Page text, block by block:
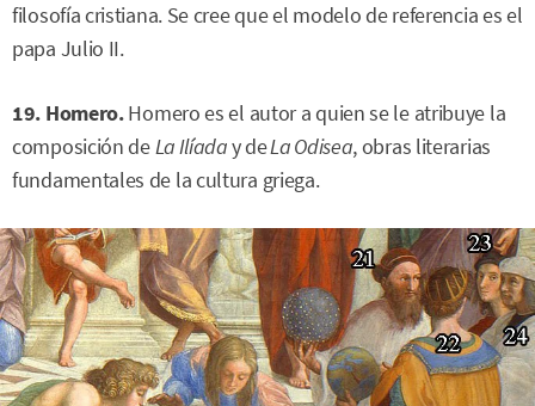
filosofía cristiana. Se cree que el modelo de referencia es el
papa Julio II.
19. Homero.Homero es el autor a quien se le atribuye la
composición deLa Ilíaday deLa Odisea, obras literarias
fundamentales de la cultura griega.